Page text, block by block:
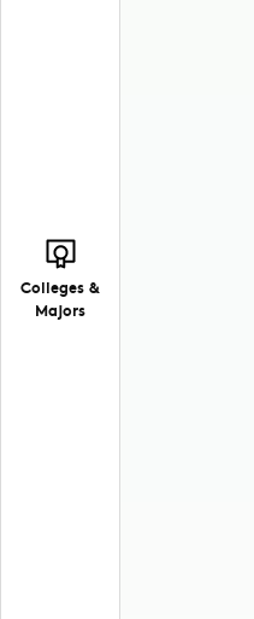
Colleges &
Majors